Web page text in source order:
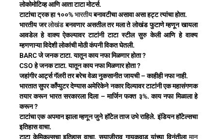
लोकोमोटिव्ह आणि आता टाटा मोटर्स.
टाटांचा ट्रक हा १००%भारतीयबनावटीचा असावा असा हट्ट त्यांचा होता.
भारतीय जरलोखंडबनवणार असतील तर मला ते लोखंड फुटाणे म्हणून खायला
आवडेल हे वाक्य ऐकल्यावर टाटांनी टाटा स्टील सुरु केली आणि हे वाक्य
म्हणणाऱ्या विदेशी लोकांची मोठी कंपनी विकत घेतली.
BARC जे जनक टाटा. यातून काय नफा मिळणार होता ?
CSO हे जनक टाटा. यातून काय नफा मिळणार होता ?
जहांगीर आर्ट्स गॅलरी तर बरेच वेळा नुकसानीत जायची – काहीही नफा नाही.
भारतात सुपर कॉंप्युटर देण्यास अमेरिकेने नकार दिल्यावर टाटांनी एक महासंगणक
तयार करून भारत सरकारला दिला – मार्जिन फक्त ३%. काय नफा मिळाला हे
करून ?
टाटांचा एक अपमान झाला म्हणून जुने हॉटेल ताज उभे राहिले. इंडियन हॉटेल्सचा
इतिहास वाचा.
टाटा केमिकल्सचा इतिहास वाचा. सयाजीराव गायकवाड यांच्या विनंतीलामान